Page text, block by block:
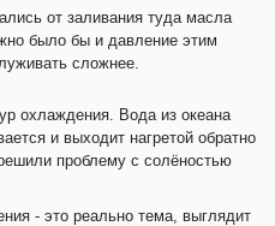
от заливания туда масла
было бы и давление этим
сложнее.
охлаждения. Вода из океана
и выходит нагретой обратно
проблему с солёностью
- это реально тема, выглядит